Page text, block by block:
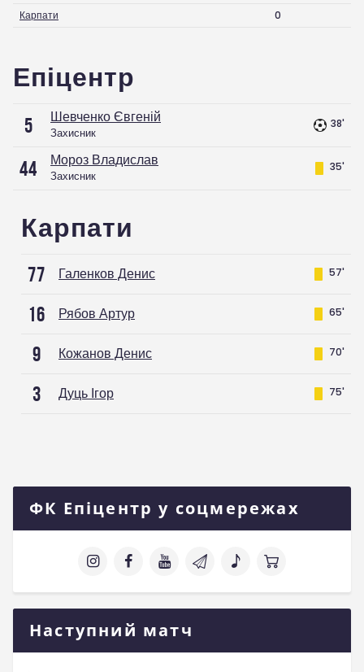
Карпати
0
Епіцентр
5 Шевченко Євгеній
Захисник
38'
44 Мороз Владислав
Захисник
35'
Карпати
77 Галенков Денис 57'
16 Рябов Артур 65'
9 Кожанов Денис 70'
3 Дуць Ігор 75'
ФК Епіцентр у соцмережах
Наступний матч